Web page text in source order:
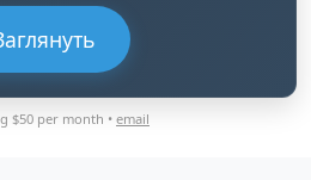
$50 per month • email